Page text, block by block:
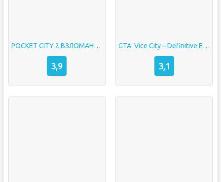
POCKET CITY 2 ВЗЛОМАННЫЙ (МОД МНОГО ДЕНЕГ/ПОЛНАЯ ВЕРСИЯ)
3,9
GTA: Vice City – Definitive Edition на Андроид (Полная Версия)
3,1